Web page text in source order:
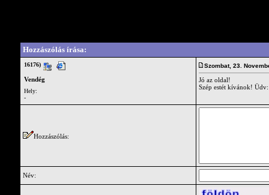
Hozzászólás írása:
16176)
Vendég
Hely:
-
Szombat, 23.
Jó az oldal!
Szép estét kívánok!
Hozzászólás:
Név: